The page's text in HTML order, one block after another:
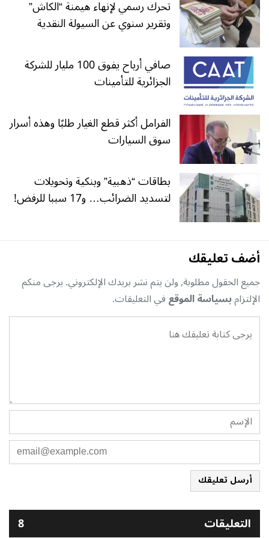
تحرك رسمي لإنهاء هيمنة “الكاش”
وتقرير سنوي عن السيولة النقدية
صافي أرباح يفوق 100 مليار للشركة
الجزائرية للتأمينات
الفرامل أكثر قطع الغيار طلبًا وهذه أسرار
سوق السيارات
بطاقات “ذهبية” وبنكية وتحويلات
لتسديد الضرائب… و17 سببا للرفض!
أضف تعليقك
جميع الحقول مطلوبة, ولن يتم نشر بريدك الإلكتروني. يرجى منكم
الإلتزامبسياسة الموقعفي التعليقات.
أرسل تعليقك
التعليقات 8